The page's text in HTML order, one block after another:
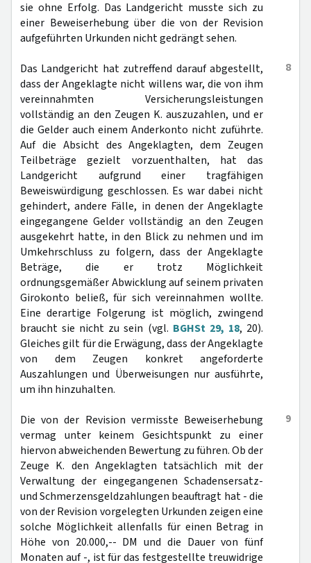
sie ohne Erfolg. Das Landgericht musste sich zu
einer Beweiserhebung über die von der Revision
aufgeführten Urkunden nicht gedrängt sehen.
8
Das Landgericht hat zutreffend darauf abgestellt,
dass der Angeklagte nicht willens war, die von ihm
vereinnahmten Versicherungsleistungen
vollständig an den Zeugen K. auszuzahlen, und er
die Gelder auch einem Anderkonto nicht zuführte.
Auf die Absicht des Angeklagten, dem Zeugen
Teilbeträge gezielt vorzuenthalten, hat das
Landgericht aufgrund einer tragfähigen
Beweiswürdigung geschlossen. Es war dabei nicht
gehindert, andere Fälle, in denen der Angeklagte
eingegangene Gelder vollständig an den Zeugen
ausgekehrt hatte, in den Blick zu nehmen und im
Umkehrschluss zu folgern, dass der Angeklagte
Beträge, die er trotz Möglichkeit
ordnungsgemäßer Abwicklung auf seinem privaten
Girokonto beließ, für sich vereinnahmen wollte.
Eine derartige Folgerung ist möglich, zwingend
braucht sie nicht zu sein (vgl. BGHSt 29, 18, 20).
Gleiches gilt für die Erwägung, dass der Angeklagte
von dem Zeugen konkret angeforderte
Auszahlungen und Überweisungen nur ausführte,
um ihn hinzuhalten.
9
Die von der Revision vermisste Beweiserhebung
vermag unter keinem Gesichtspunkt zu einer
hiervon abweichenden Bewertung zu führen. Ob der
Zeuge K. den Angeklagten tatsächlich mit der
Verwaltung der eingegangenen Schadensersatz-
und Schmerzensgeldzahlungen beauftragt hat - die
von der Revision vorgelegten Urkunden zeigen eine
solche Möglichkeit allenfalls für einen Betrag in
Höhe von 20.000,-- DM und die Dauer von fünf
Monaten auf -, ist für das festgestellte treuwidrige